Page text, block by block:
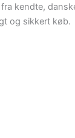
kendte,
og sikkert køb.